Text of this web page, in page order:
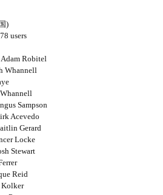
)
users
Robitel
Sampson
Gerard
Locke
Reid